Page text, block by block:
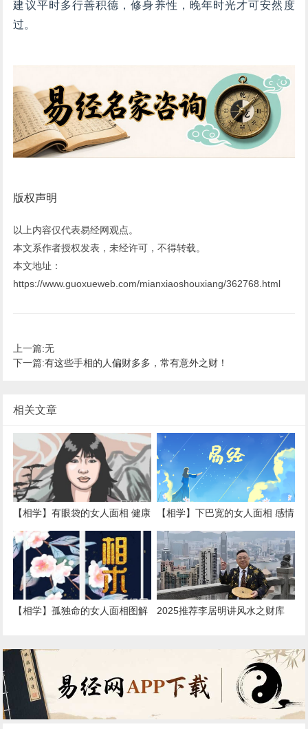
建议平时多行善积德，修身养性，晚年时光才可安然度
过。
版权声明
以上内容仅代表易经网观点。
本文系作者授权发表，未经许可，不得转载。
本文地址：
https://www.guoxueweb.com/mianxiaoshouxiang/362768.html
上一篇:无
下一篇:有这些手相的人偏财多多，常有意外之财！
相关文章
【相学】有眼袋的女人面相 健康
要注意,易经网推荐面相手相
2025
【相学】下巴宽的女人面相 感情
心思细腻,易经网推荐面相手相
2025
【相学】孤独命的女人面相图解
2025
2025推荐李居明讲风水之财库